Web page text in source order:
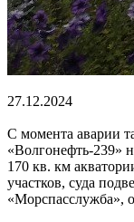
27.12.2024
С момента аварии
«Волгонефть-239»
170 кв. км
участков, суда
«Морспасслужба»,